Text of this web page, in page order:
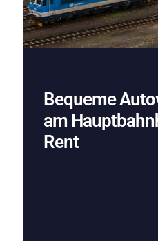
Bequeme
am
Rent